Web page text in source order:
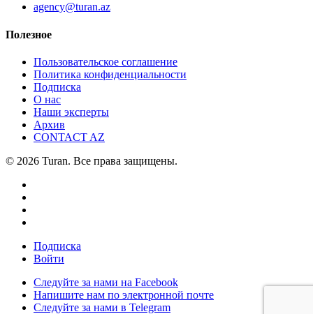
agency@turan.az
Полезное
Пользовательское соглашение
Политика конфиденциальности
Подписка
О нас
Наши эксперты
Архив
CONTACT AZ
© 2026 Turan. Все права защищены.
Подписка
Войти
Следуйте за нами на Facebook
Напишите нам по электронной почте
Следуйте за нами в Telegram